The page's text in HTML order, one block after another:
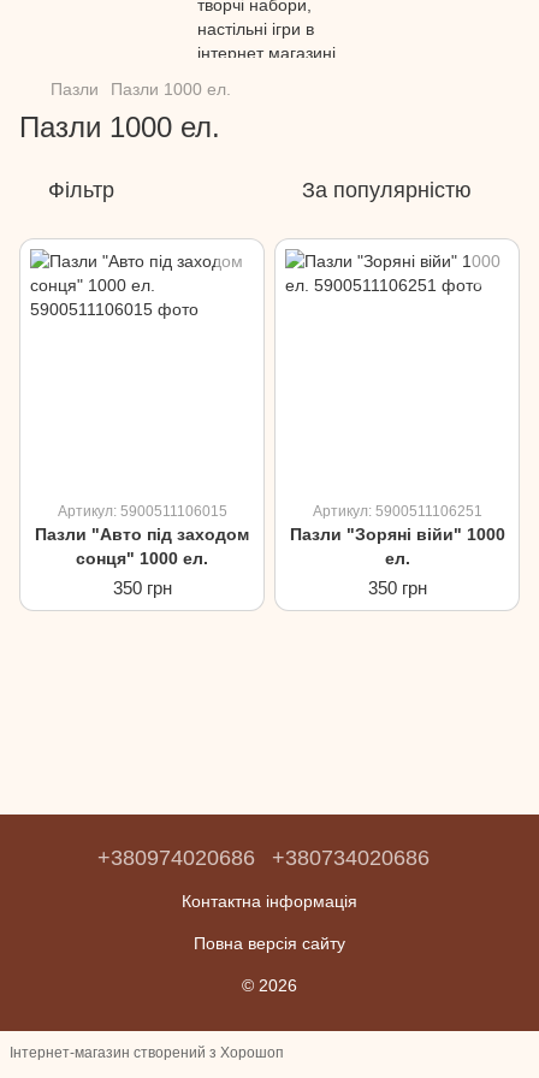
Пазли Пазли 1000 ел.
Пазли 1000 ел.
Фільтр За популярністю
Артикул: 5900511106015
Пазли "Авто під заходом
сонця" 1000 ел.
350 грн
Артикул: 5900511106251
Пазли "Зоряні війи" 1000
ел.
350 грн
+380974020686 +380734020686
Контактна інформація
Повна версія сайту
© 2026
Інтернет-магазин створений з Хорошоп